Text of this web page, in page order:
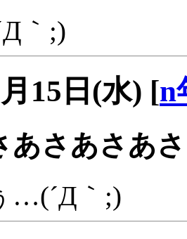
｀;)
15日(水) [n
あさあさあ
…(´Д｀;)